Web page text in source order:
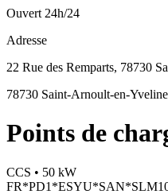
Ouvert 24h/24
Adresse
22 Rue des Remparts, 78730
78730 Saint-Arnoult-en-
Points de
CCS • 50 kW